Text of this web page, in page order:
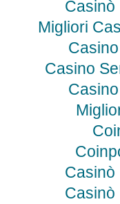
Casinò
Migliori
Casino
Casinò
Casinò